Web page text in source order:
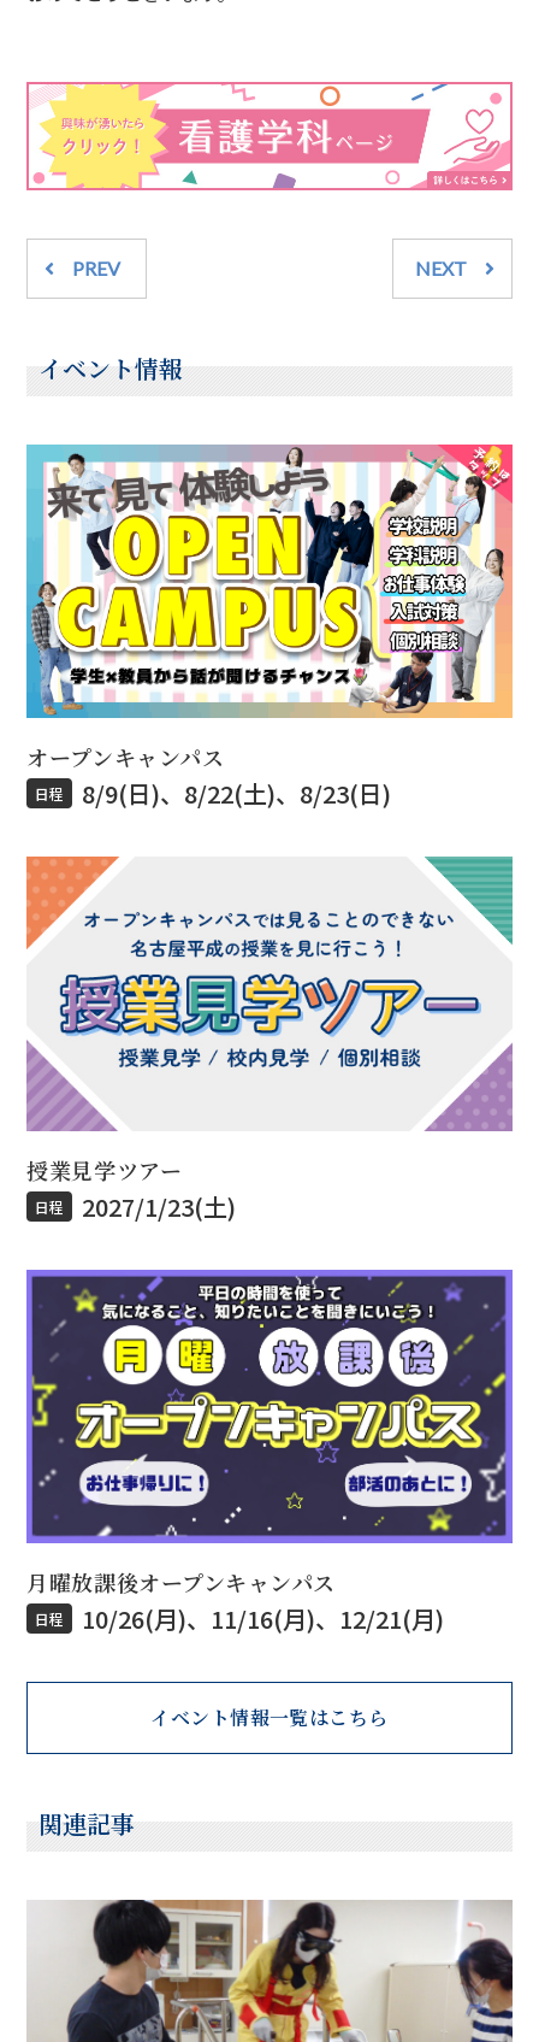
PREV NEXT
イベント情報
オープンキャンパス
日程 8/9(日)、8/22(土)、8/23(日)
授業見学ツアー
日程 2027/1/23(土)
月曜放課後オープンキャンパス
日程 10/26(月)、11/16(月)、12/21(月)
イベント情報一覧はこちら
関連記事